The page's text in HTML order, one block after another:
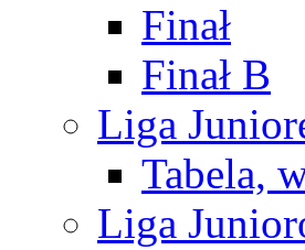
Finał
Finał B
Liga
Tabela,
Liga